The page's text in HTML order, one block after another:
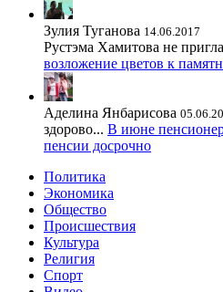
Зулия Туганова 14.06.2017
Рустэма Хамитова не
возложение цветов к
Аделина Янбарисова
здорово... В июне
пенсии досрочно
Политика
Экономика
Общество
Происшествия
Культура
Религия
Спорт